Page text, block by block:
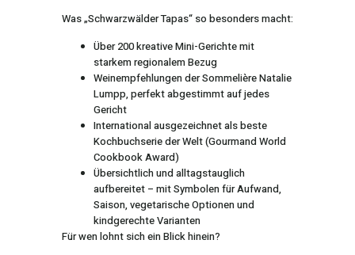
Was „Schwarzwälder Tapas“ so besonders macht:
Über 200 kreative Mini-Gerichte mit
starkem regionalem Bezug
Weinempfehlungen der Sommelière Natalie
Lumpp, perfekt abgestimmt auf jedes
Gericht
International ausgezeichnet als beste
Kochbuchserie der Welt (Gourmand World
Cookbook Award)
Übersichtlich und alltagstauglich
aufbereitet – mit Symbolen für Aufwand,
Saison, vegetarische Optionen und
kindgerechte Varianten
Für wen lohnt sich ein Blick hinein?